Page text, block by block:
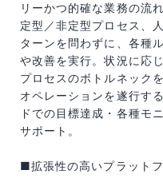
リーかつ的確な業務の流
定型／非定型プロセス、
ターンを問わずに、各種
や改善を実行。状況に応
プロセスのボトルネック
オペレーションを遂行す
ドでの目標達成・各種モ
サポート。
■拡張性の高いプラット